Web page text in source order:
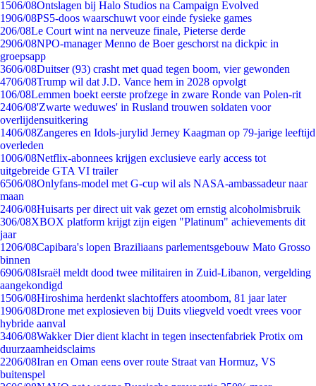
1506/08Ontslagen bij Halo Studios na Campaign Evolved
1906/08PS5-doos waarschuwt voor einde fysieke games
206/08Le Court wint na nerveuze finale, Pieterse derde
2906/08NPO-manager Menno de Boer geschorst na dickpic in
groepsapp
3606/08Duitser (93) crasht met quad tegen boom, vier gewonden
4706/08Trump wil dat J.D. Vance hem in 2028 opvolgt
106/08Lemmen boekt eerste profzege in zware Ronde van Polen-rit
2406/08'Zwarte weduwes' in Rusland trouwen soldaten voor
overlijdensuitkering
1406/08Zangeres en Idols-jurylid Jerney Kaagman op 79-jarige leeftijd
overleden
1006/08Netflix-abonnees krijgen exclusieve early access tot
uitgebreide GTA VI trailer
6506/08Onlyfans-model met G-cup wil als NASA-ambassadeur naar
maan
2406/08Huisarts per direct uit vak gezet om ernstig alcoholmisbruik
306/08XBOX platform krijgt zijn eigen "Platinum" achievements dit
jaar
1206/08Capibara's lopen Braziliaans parlementsgebouw Mato Grosso
binnen
6906/08Israël meldt dood twee militairen in Zuid-Libanon, vergelding
aangekondigd
1506/08Hiroshima herdenkt slachtoffers atoombom, 81 jaar later
1906/08Drone met explosieven bij Duits vliegveld voedt vrees voor
hybride aanval
3406/08Wakker Dier dient klacht in tegen insectenfabriek Protix om
duurzaamheidsclaims
2206/08Iran en Oman eens over route Straat van Hormuz, VS
buitenspel